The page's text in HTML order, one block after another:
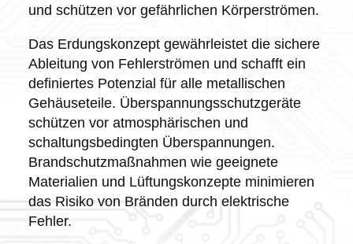
und schützen vor gefährlichen Körperströmen.
Das Erdungskonzept gewährleistet die sichere
Ableitung von Fehlerströmen und schafft ein
definiertes Potenzial für alle metallischen
Gehäuseteile. Überspannungsschutzgeräte
schützen vor atmosphärischen und
schaltungsbedingten Überspannungen.
Brandschutzmaßnahmen wie geeignete
Materialien und Lüftungskonzepte minimieren
das Risiko von Bränden durch elektrische
Fehler.